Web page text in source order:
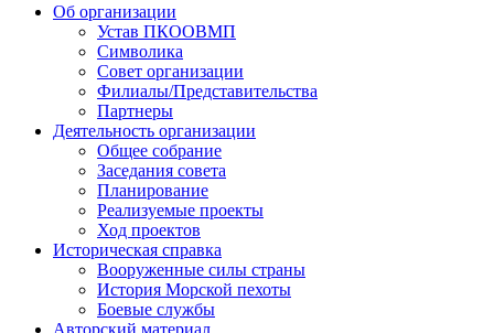
Об организации
Устав ПКООВМП
Символика
Совет организации
Филиалы/Представительства
Партнеры
Деятельность организации
Общее собрание
Заседания совета
Планирование
Реализуемые проекты
Ход проектов
Историческая справка
Вооруженные силы страны
История Морской пехоты
Боевые службы
Авторский материал